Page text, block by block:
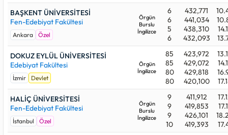
BAŞKENT ÜNİVERSİTESİ
Fen-Edebiyat Fakültesi
Ankara Özel
Örgün
Burslu
İngilizce
6
6
5
6
432,771
441,034
438,310
432,093
DOKUZ EYLÜL ÜNİVERSİTESİ
Edebiyat Fakültesi
İzmir Devlet
Örgün
İngilizce
85
85
80
80
423,972
429,072
429,818
420,100
HALİÇ ÜNİVERSİTESİ
Fen-Edebiyat Fakültesi
İstanbul Özel
Örgün
Burslu
İngilizce
9
9
9
10
411,912
419,853
426,101
419,393